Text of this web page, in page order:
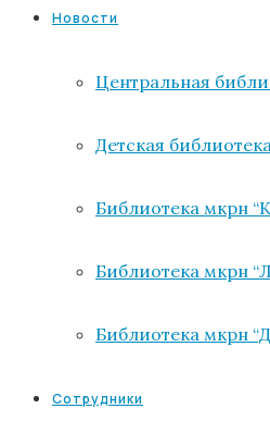
Новости
Центральная
Детская
Библиотека мкрн
Библиотека мкрн
Библиотека мкрн
Сотрудники